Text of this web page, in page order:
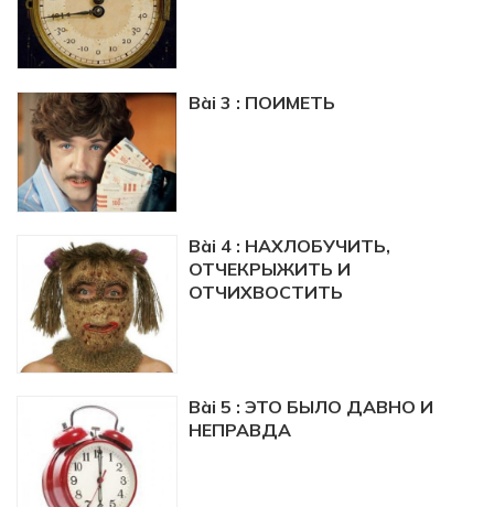
Bài 3 : ПОИМЕТЬ
Bài 4 : НАХЛОБУЧИТЬ,
ОТЧЕКРЫЖИТЬ И
ОТЧИХВОСТИТЬ
Bài 5 : ЭТО БЫЛО ДАВНО И
НЕПРАВДА